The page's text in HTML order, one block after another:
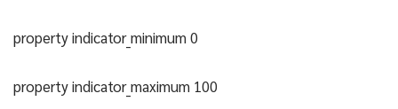
property indicator_minimum 0
property indicator_maximum 100